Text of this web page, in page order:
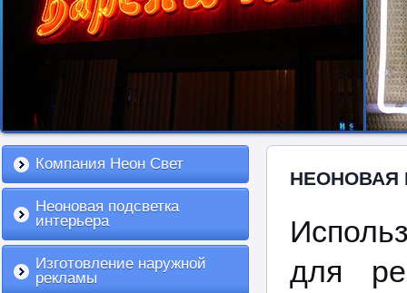
Компания Неон Свет
Неоновая подсветка
интерьера
Изготовление наружной
рекламы
НЕОНОВАЯ
для